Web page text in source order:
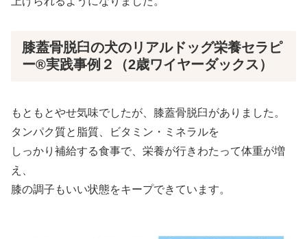
膝蓋骨脱臼の犬のリアルドッグ栄養セラピ
ー®実践事例２（2歳ワイヤーダックス）
もともとやせ気味でしたが、膝蓋骨脱臼がありました。
タンパク質と脂質、ビタミン・ミネラルを
しっかり補給する食事で、栄養が行きわたって体重が増
え、
膝の調子もいい状態をキープできています。